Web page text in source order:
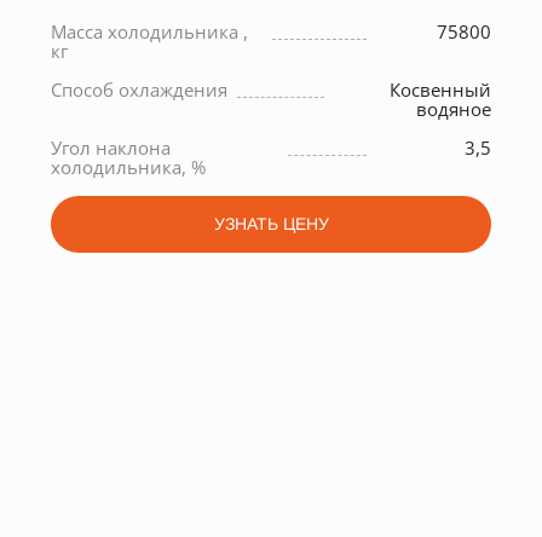
Масса холодильника ,
кг
75800
Способ охлаждения
Косвенный
водяное
Угол наклона
холодильника, %
3,5
УЗНАТЬ ЦЕНУ